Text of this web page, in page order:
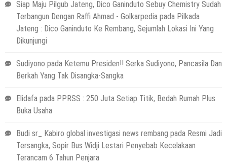
Siap Maju Pilgub Jateng, Dico Ganinduto Sebuy Chemistry Sudah
Terbangun Dengan Raffi Ahmad - Golkarpedia pada Pilkada
Jateng : Dico Ganinduto Ke Rembang, Sejumlah Lokasi Ini Yang
Dikunjungi
Sudiyono pada Ketemu Presiden!! Serka Sudiyono, Pancasila Dan
Berkah Yang Tak Disangka-Sangka
Elidafa pada PPRSS : 250 Juta Setiap Titik, Bedah Rumah Plus
Buka Usaha
Budi sr_ Kabiro global investigasi news rembang pada Resmi Jadi
Tersangka, Sopir Bus Widji Lestari Penyebab Kecelakaan
Terancam 6 Tahun Penjara